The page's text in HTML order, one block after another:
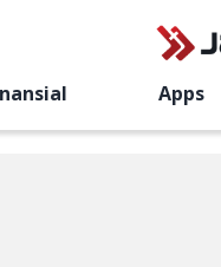
Apps